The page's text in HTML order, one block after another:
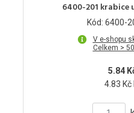
6400-201
Kód: 6400-
V e-shopu
Celkem >
5.84
4.83 Kč